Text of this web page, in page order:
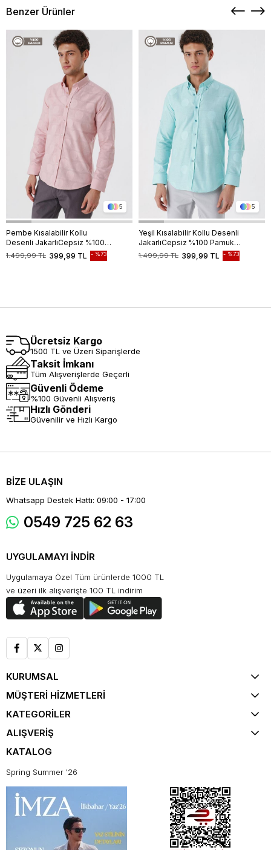
Benzer Ürünler
5
Pembe Kısalabilir Kollu
Desenli JakarlıCepsiz %100
Pamuk Casual Slim Fit Gömlek
1004230183
399,99 TL
1.499,99 TL %73
5
Yeşil Kısalabilir Kollu Desenli
JakarlıCepsiz %100 Pamuk
Casual Slim Fit Gömlek
1004230183
399,99 TL
1.499,99 TL %73
Ücretsiz Kargo
1500 TL ve Üzeri Siparişlerde
Taksit İmkanı
Tüm Alışverişlerde Geçerli
Güvenli Ödeme
%100 Güvenli Alışveriş
Hızlı Gönderi
Güvenilir ve Hızlı Kargo
BİZE ULAŞIN
Whatsapp Destek Hattı: 09:00 - 17:00
0549 725 62 63
UYGULAMAYI İNDİR
Uygulamaya Özel Tüm ürünlerde 1000 TL
ve üzeri ilk alışverişte 100 TL indirim
KURUMSAL
MÜŞTERİ HİZMETLERİ
KATEGORİLER
ALIŞVERİŞ
KATALOG
Spring Summer '26